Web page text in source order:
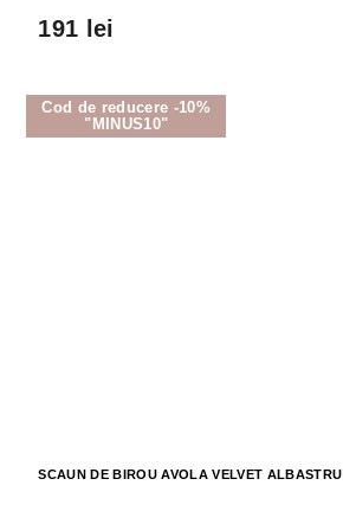
191 lei
Cod de reducere -10%
"MINUS10"
SCAUN DE BIROU AVOLA VELVET ALBASTRU